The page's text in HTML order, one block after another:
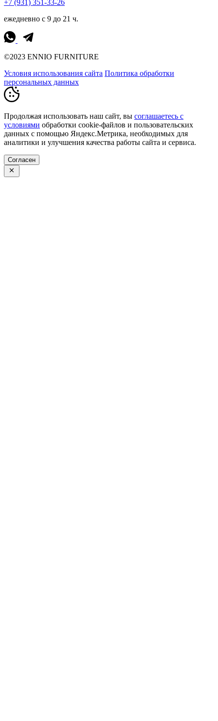
+7 (931) 351-33-26
ежедневно с 9 до 21 ч.
©2023 ENNIO FURNITURE
Условия использования сайта Политика обработки
персональных данных
Продолжая использовать наш сайт, вы соглашаетесь с
условиями обработки cookie-файлов и пользовательских
данных с помощью Яндекс.Метрика, необходимых для
аналитики и улучшения качества работы сайта и сервиса.
Согласен